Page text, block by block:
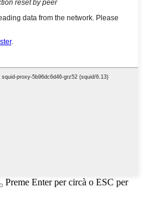
Preme Enter per circà o ESC per